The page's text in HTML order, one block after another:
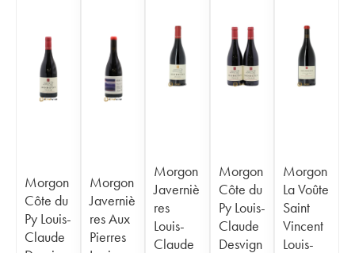
Morgon
Côte du
Py Louis-
Claude
Morgon
Javerniè
res Aux
Pierres
Morgon
Javerniè
res
Louis-
Claude
Morgon
Côte du
Py Louis-
Claude
Desvign
Morgon
La Voûte
Saint
Vincent
Louis-